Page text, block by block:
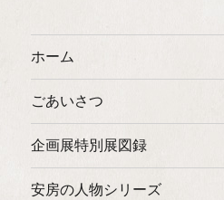
ホーム
ごあいさつ
企画展特別展図録
安房の人物シリーズ